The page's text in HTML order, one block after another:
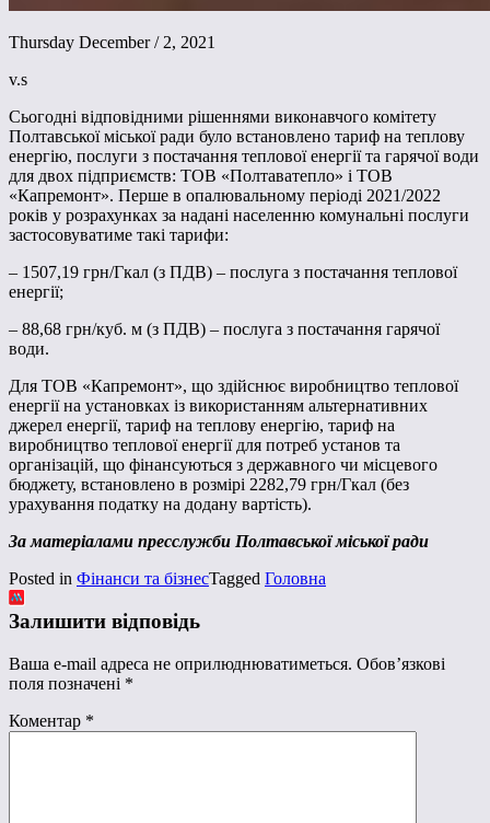
Thursday December / 2, 2021
v.s
Сьогодні відповідними рішеннями виконавчого комітету
Полтавської міської ради було встановлено тариф на теплову
енергію, послуги з постачання теплової енергії та гарячої води
для двох підприємств: ТОВ «Полтаватепло» і ТОВ
«Капремонт». Перше в опалювальному періоді 2021/2022
років у розрахунках за надані населенню комунальні послуги
застосовуватиме такі тарифи:
– 1507,19 грн/Гкал (з ПДВ) – послуга з постачання теплової
енергії;
– 88,68 грн/куб. м (з ПДВ) – послуга з постачання гарячої
води.
Для ТОВ «Капремонт», що здійснює виробництво теплової
енергії на установках із використанням альтернативних
джерел енергії, тариф на теплову енергію, тариф на
виробництво теплової енергії для потреб установ та
організацій, що фінансуються з державного чи місцевого
бюджету, встановлено в розмірі 2282,79 грн/Гкал (без
урахування податку на додану вартість).
За матеріалами пресслужби Полтавської міської ради
Posted in Фінанси та бізнесTagged Головна
Залишити відповідь
Ваша e-mail адреса не оприлюднюватиметься. Обов’язкові
поля позначені *
Коментар *